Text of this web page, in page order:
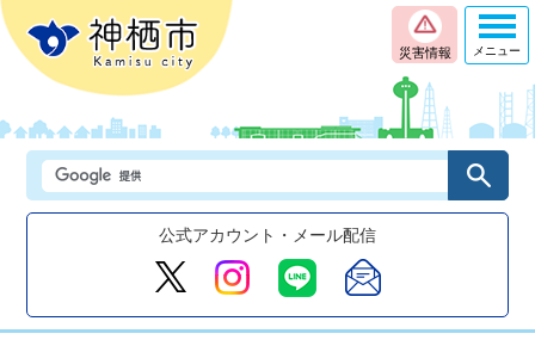
災害情報
公式アカウント・メール配信
メニュー